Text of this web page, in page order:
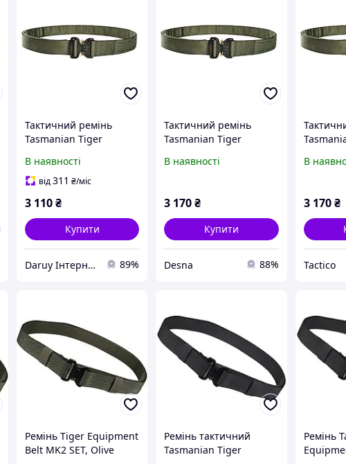
Тактичний ремінь
Tasmanian Tiger
105-125 см
В наявності
від311 ₴/міс
3 110₴
Купити
Daruy Інтернет Магазин "Туристичне спорядження" 89%
Тактичний ремінь
Tasmanian Tiger
105-125 см
В наявності
3 170₴
Купити
Desna 88%
105-125
В
3 170 ₴
Tactico
Ремінь Tiger Equipment
Belt MK2 SET, Olive
Ремінь тактичний
Tasmanian Tiger
Ремінь